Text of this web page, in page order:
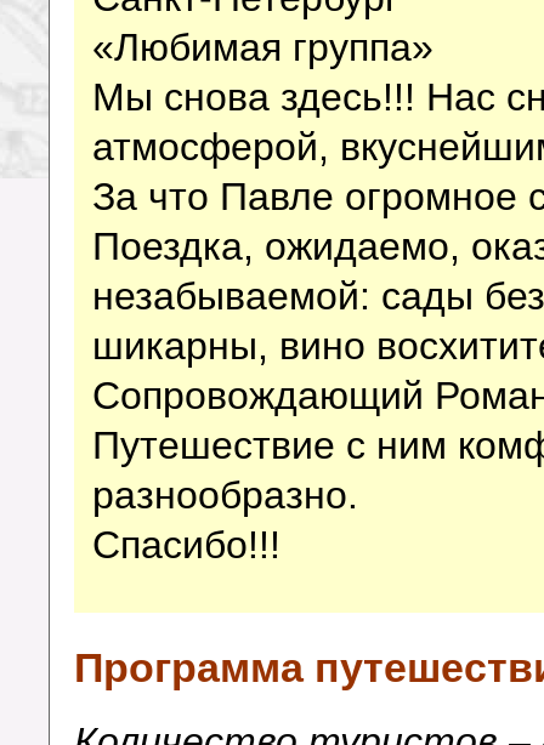
«Любимая группа»
Мы снова здесь!!! Нас
атмосферой,
За что Павле огромное
Поездка, ожидаемо,
незабываемой: сады
шикарны, вино
Сопровождающий
Путешествие с ним
разнообразно.
Спасибо!!!
Программа